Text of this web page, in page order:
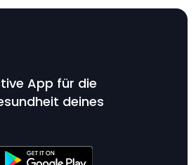
App für die
deines